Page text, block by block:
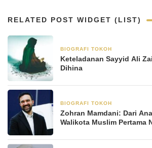
RELATED POST WIDGET (LIST)
BIOGRAFI TOKOH
Keteladanan Sayyid Ali
Dihina
BIOGRAFI TOKOH
Zohran Mamdani: Dari
Walikota Muslim Pertama